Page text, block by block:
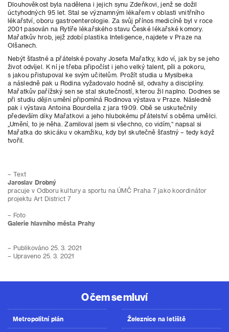
Dlouhověkost byla nadělena i jejich synu Zdeňkovi, jenž se dožil
úctyhodných 95 let. Stal se významným lékařem v oblasti vnitřního
lékařství, oboru gastroenterologie. Za svůj přínos medicíně byl v roce
2001 pasován na Rytíře lékařského stavu České lékařské komory.
Mařatkův hrob, jejž zdobí plastika Inteligence, najdete v Praze na
Olšanech.
Nebýt šťastné a přátelské povahy Josefa Mařatky, kdo ví, jak by se jeho
život odvíjel. K ní je třeba připočíst i jeho velký talent, píli a pokoru,
s jakou přistupoval ke svým učitelům. Prožít studia u Myslbeka
a následně pak u Rodina vyžadovalo hodně sil, odvahy a disciplíny.
Mařatkův pařížský sen se stal skutečností, kterou žil naplno. Dodnes se
při studiu dějin umění připomíná Rodinova výstava v Praze. Následně
pak i výstava Antoina Bourdella z jara 1909. Obě se uskutečnily
především díky Mařatkovi a jeho hlubokému přátelství s oběma umělci.
„Umění, to je něha. Zamiloval jsem si všechno, co vidím,“ napsal si
Mařatka do skicáku v okamžiku, kdy byl skutečně šťastný – tedy když
tvořil.
– Text
Jaroslav Drobný
pracuje v Odboru kultury a sportu na ÚMČ Praha 7 jako koordinátor
projektu Art District 7
– Foto
Galerie hlavního města Prahy
– Publikováno 25. 3. 2021
– Upraveno 25. 3. 2021
O čem se mluví
Metropolitní plán Železnice na letiště